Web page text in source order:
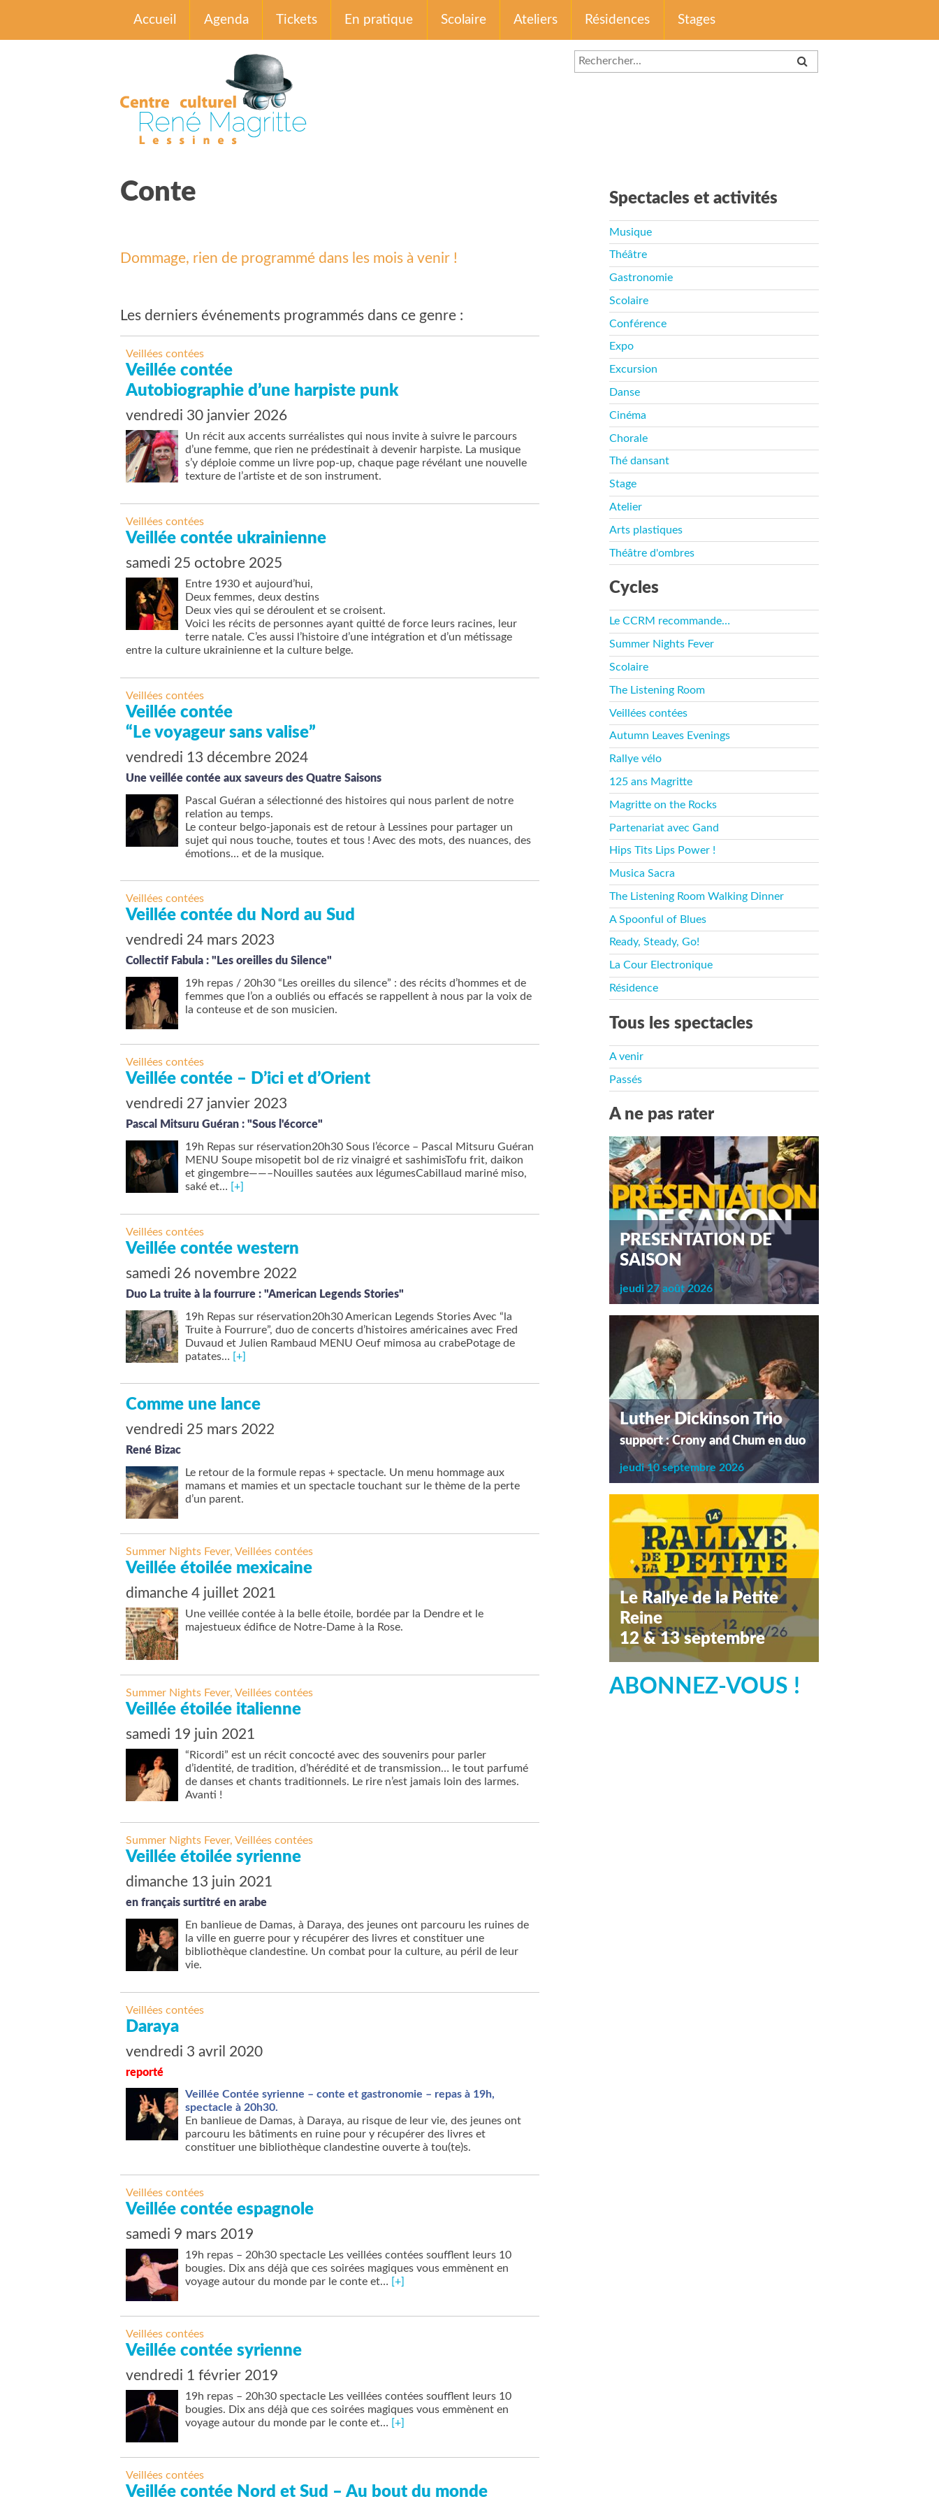
Accueil Agenda Tickets En pratique Scolaire Ateliers Résidences Stages
Conte
Dommage, rien de programmé dans les mois à venir !
Les derniers événements programmés dans ce genre :
Veillées contées
Veillée contée
Autobiographie d’une harpiste punk
vendredi 30 janvier 2026
Un récit aux accents surréalistes qui nous invite à suivre le parcours
d’une femme, que rien ne prédestinait à devenir harpiste. La musique
s’y déploie comme un livre pop-up, chaque page révélant une nouvelle
texture de l’artiste et de son instrument.
Veillées contées
Veillée contée ukrainienne
samedi 25 octobre 2025
Entre 1930 et aujourd’hui,
Deux femmes, deux destins
Deux vies qui se déroulent et se croisent.
Voici les récits de personnes ayant quitté de force leurs racines, leur
terre natale. C’es aussi l’histoire d’une intégration et d’un métissage
entre la culture ukrainienne et la culture belge.
Veillées contées
Veillée contée
“Le voyageur sans valise”
vendredi 13 décembre 2024
Une veillée contée aux saveurs des Quatre Saisons
Pascal Guéran a sélectionné des histoires qui nous parlent de notre
relation au temps.
Le conteur belgo-japonais est de retour à Lessines pour partager un
sujet qui nous touche, toutes et tous ! Avec des mots, des nuances, des
émotions… et de la musique.
Veillées contées
Veillée contée du Nord au Sud
vendredi 24 mars 2023
Collectif Fabula : "Les oreilles du Silence"
19h repas / 20h30 “Les oreilles du silence” : des récits d’hommes et de
femmes que l’on a oubliés ou effacés se rappellent à nous par la voix de
la conteuse et de son musicien.
Veillées contées
Veillée contée – D’ici et d’Orient
vendredi 27 janvier 2023
Pascal Mitsuru Guéran : "Sous l'écorce"
19h Repas sur réservation20h30 Sous l’écorce – Pascal Mitsuru Guéran
MENU Soupe misopetit bol de riz vinaigré et sashimisTofu frit, daikon
et gingembre——–Nouilles sautées aux légumesCabillaud mariné miso,
saké et… [+]
Veillées contées
Veillée contée western
samedi 26 novembre 2022
Duo La truite à la fourrure : "American Legends Stories"
19h Repas sur réservation20h30 American Legends Stories Avec “la
Truite à Fourrure”, duo de concerts d’histoires américaines avec Fred
Duvaud et Julien Rambaud MENU Oeuf mimosa au crabePotage de
patates… [+]
Comme une lance
vendredi 25 mars 2022
René Bizac
Le retour de la formule repas + spectacle. Un menu hommage aux
mamans et mamies et un spectacle touchant sur le thème de la perte
d’un parent.
Summer Nights Fever, Veillées contées
Veillée étoilée mexicaine
dimanche 4 juillet 2021
Une veillée contée à la belle étoile, bordée par la Dendre et le
majestueux édifice de Notre-Dame à la Rose.
Summer Nights Fever, Veillées contées
Veillée étoilée italienne
samedi 19 juin 2021
“Ricordi” est un récit concocté avec des souvenirs pour parler
d’identité, de tradition, d’hérédité et de transmission… le tout parfumé
de danses et chants traditionnels. Le rire n’est jamais loin des larmes.
Avanti !
Summer Nights Fever, Veillées contées
Veillée étoilée syrienne
dimanche 13 juin 2021
en français surtitré en arabe
En banlieue de Damas, à Daraya, des jeunes ont parcouru les ruines de
la ville en guerre pour y récupérer des livres et constituer une
bibliothèque clandestine. Un combat pour la culture, au péril de leur
vie.
Veillées contées
Daraya
vendredi 3 avril 2020
reporté
Veillée Contée syrienne – conte et gastronomie – repas à 19h,
spectacle à 20h30.
En banlieue de Damas, à Daraya, au risque de leur vie, des jeunes ont
parcouru les bâtiments en ruine pour y récupérer des livres et
constituer une bibliothèque clandestine ouverte à tou(te)s.
Veillées contées
Veillée contée espagnole
samedi 9 mars 2019
19h repas – 20h30 spectacle Les veillées contées soufflent leurs 10
bougies. Dix ans déjà que ces soirées magiques vous emmènent en
voyage autour du monde par le conte et… [+]
Veillées contées
Veillée contée syrienne
vendredi 1 février 2019
19h repas – 20h30 spectacle Les veillées contées soufflent leurs 10
bougies. Dix ans déjà que ces soirées magiques vous emmènent en
voyage autour du monde par le conte et… [+]
Veillées contées
Veillée contée Nord et Sud – Au bout du monde
Spectacles et activités
Musique
Théâtre
Gastronomie
Scolaire
Conférence
Expo
Excursion
Danse
Cinéma
Chorale
Thé dansant
Stage
Atelier
Arts plastiques
Théâtre d'ombres
Cycles
Le CCRM recommande…
Summer Nights Fever
Scolaire
The Listening Room
Veillées contées
Autumn Leaves Evenings
Rallye vélo
125 ans Magritte
Magritte on the Rocks
Partenariat avec Gand
Hips Tits Lips Power !
Musica Sacra
The Listening Room Walking Dinner
A Spoonful of Blues
Ready, Steady, Go!
La Cour Electronique
Résidence
Tous les spectacles
A venir
Passés
A ne pas rater
PRESENTATION DE
SAISON
jeudi 27 août 2026
Luther Dickinson Trio
support : Crony and Chum en duo
jeudi 10 septembre 2026
Le Rallye de la Petite
Reine
12 & 13 septembre
ABONNEZ-VOUS !